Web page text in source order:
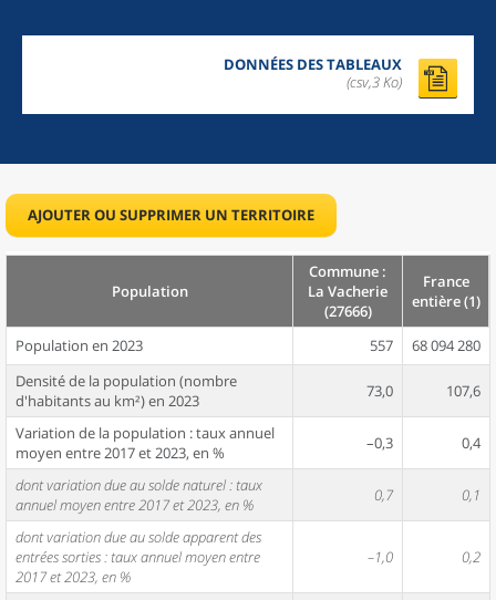
DONNÉES DES TABLEAUX
(csv,3 Ko)
AJOUTER OU SUPPRIMER UN TERRITOIRE
Population
Commune :
La Vacherie
(27666)
France
entière (1)
Population en 2023 557
68 094 280
Densité de la population (nombre
d'habitants au km²) en 2023
73,0 107,6
Variation de la population : taux annuel
moyen entre 2017 et 2023, en %
–0,3 0,4
dont variation due au solde naturel : taux
annuel moyen entre 2017 et 2023, en %
0,7 0,1
dont variation due au solde apparent des
entrées sorties : taux annuel moyen entre
2017 et 2023, en %
–1,0 0,2